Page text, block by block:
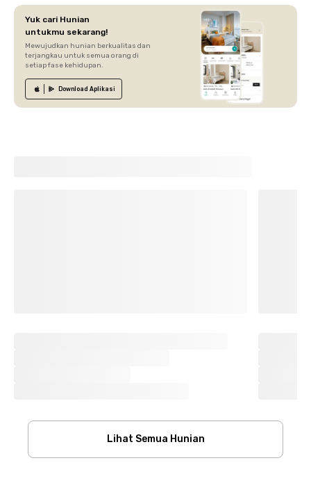
Yuk cari Hunian
untukmu sekarang!
Mewujudkan hunian berkualitas dan
terjangkau untuk semua orang di
setiap fase kehidupan.
Download Aplikasi
Lihat Semua Hunian